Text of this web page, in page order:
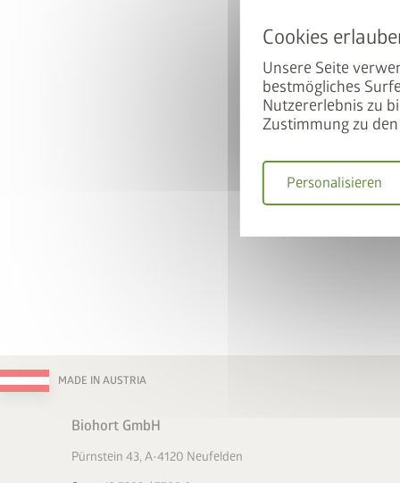
Unsere Seite
bestmögliches
Nutzererlebnis zu
Zustimmung zu
Personalisieren
MADE IN AUSTRIA
Biohort GmbH
Pürnstein 43, A-4120 Neufelden
Hoch mit dem Bike.
ist beim Kauf eines
zum halben Preis
So nutzen